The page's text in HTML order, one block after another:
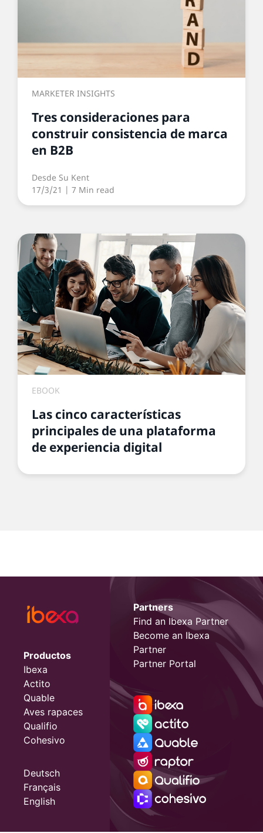
MARKETER INSIGHTS
Tres consideraciones para
construir consistencia de marca
en B2B
Desde Su Kent
17/3/21 | 7 Min read
EBOOK
Las cinco características
principales de una plataforma
de experiencia digital